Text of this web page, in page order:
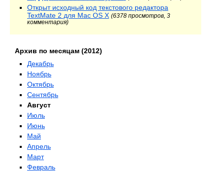
Открыт исходный код текстового редактора
TextMate 2 для Mac OS X (6378 просмотров, 3
комментария)
Архив по месяцам (2012)
Декабрь
Ноябрь
Октябрь
Сентябрь
Август
Июль
Июнь
Май
Апрель
Март
Февраль